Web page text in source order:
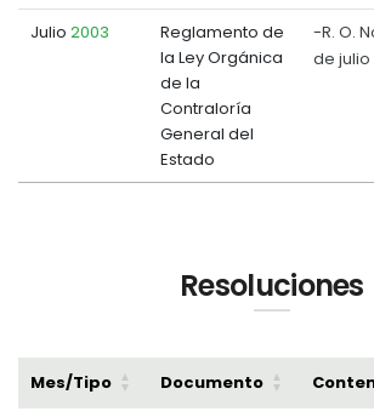
Julio 2003
Reglamento de
la Ley Orgánica
de la
Contraloría
General del
Estado
-R. O.
de julio
Resoluciones
Mes/Tipo Documento